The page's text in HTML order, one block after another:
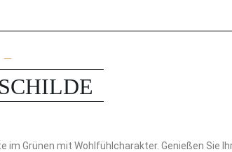
Grünen mit Wohlfühlcharakter. Genießen Sie